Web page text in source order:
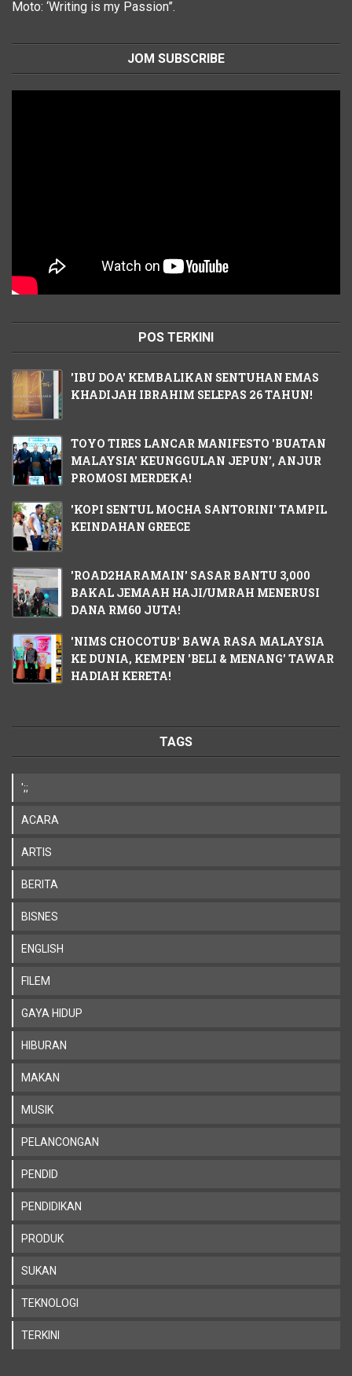
Moto: ‘Writing is my Passion”.
JOM SUBSCRIBE
POS TERKINI
'IBU DOA' KEMBALIKAN SENTUHAN EMAS
KHADIJAH IBRAHIM SELEPAS 26 TAHUN!
TOYO TIRES LANCAR MANIFESTO 'BUATAN
MALAYSIA' KEUNGGULAN JEPUN', ANJUR
PROMOSI MERDEKA!
'KOPI SENTUL MOCHA SANTORINI' TAMPIL
KEINDAHAN GREECE
'ROAD2HARAMAIN' SASAR BANTU 3,000
BAKAL JEMAAH HAJI/UMRAH MENERUSI
DANA RM60 JUTA!
'NIMS CHOCOTUB' BAWA RASA MALAYSIA
KE DUNIA, KEMPEN 'BELI & MENANG' TAWAR
HADIAH KERETA!
TAGS
';;
ACARA
ARTIS
BERITA
BISNES
ENGLISH
FILEM
GAYA HIDUP
HIBURAN
MAKAN
MUSIK
PELANCONGAN
PENDID
PENDIDIKAN
PRODUK
SUKAN
TEKNOLOGI
TERKINI